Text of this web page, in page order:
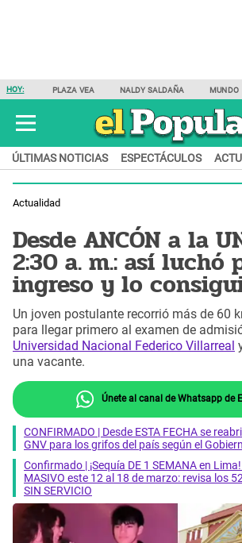
HOY: PLAZA VEA NALDY SALDAÑA MUNDO
ÚLTIMAS NOTICIAS ESPECTÁCULOS
Actualidad
Desde ANCÓN a la
2:30 a. m.: así luchó
ingreso y lo
Un joven postulante recorrió más de 60
para llegar primero al examen de
Universidad Nacional Federico Villarreal
una vacante.
Únete al canal de Whatsapp de
CONFIRMADO | Desde ESTA FECHA se
GNV para los grifos del país según el
Confirmado | ¡Sequía DE 1 SEMANA en
MASIVO este 12 al 18 de marzo: revisa los
SIN SERVICIO